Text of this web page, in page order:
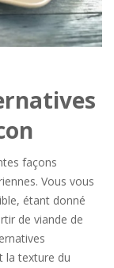
façons
Vous vous
étant donné
de viande de
la texture du